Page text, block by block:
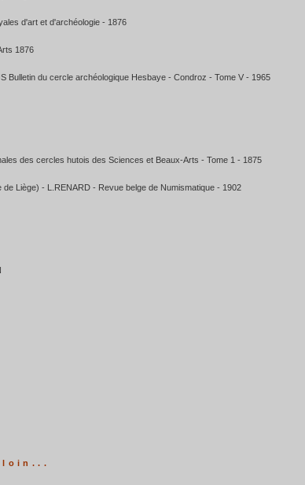
d'art et d'archéologie - 1876
1876
Bulletin du cercle archéologique Hesbaye - Condroz - Tome V - 1965
des cercles hutois des Sciences et Beaux-Arts - Tome 1 - 1875
de Liège) - L.RENARD - Revue belge de Numismatique - 1902
loin...